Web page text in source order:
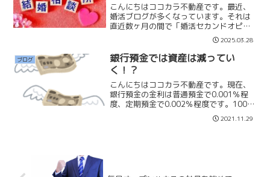
こんにちはココカラ不動産です。最近、
婚活ブログが多くなっています。それは
直近数ヶ月の間で「婚活セカンドオピニ
オン」「入会面談」のお問い合わせを全
国の方から沢山いただいている中で、皆
さんの仲人に対する「悲痛な思い」を聞
いていて、私自身がもっと...
2025.03.28
ブログ
銀行預金では資産は減ってい
く！？
こんにちはココカラ不動産です。現在、
銀行預金の金利は普通預金で0.001％程
度、定期預金で0.002％程度です。100万
円預けても10円～20円の利息です。銀行
に預金をしてもお金は増えていきませ
2021.11.29